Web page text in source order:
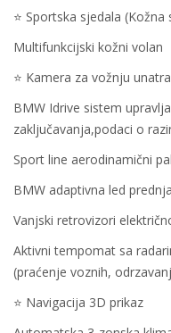
⭐️ Sportska sjedala (Kožna
Multifunkcijski kožni volan
⭐️ Kamera za vožnju
BMW Idrive sistem
zaključavanja,podaci o
Sport line aerodinamični
BMW adaptivna led
Vanjski retrovizori
Aktivni tempomat sa
(praćenje voznih,
⭐️ Navigacija 3D prikaz